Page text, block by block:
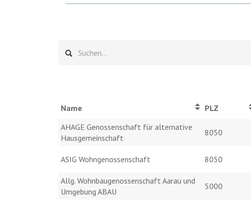
Name PLZ
AHAGE Genossenschaft für alternative
Hausgemeinschaft
8050
ASIG Wohngenossenschaft 8050
Allg. Wohnbaugenossenschaft Aarau und
Umgebung ABAU
5000